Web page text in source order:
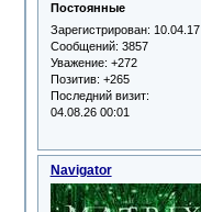
Постоянные
Зарегистрирован: 10.04.17
Сообщений: 3857
Уважение: +272
Позитив: +265
Последний визит:
04.08.26 00:01
Navigator